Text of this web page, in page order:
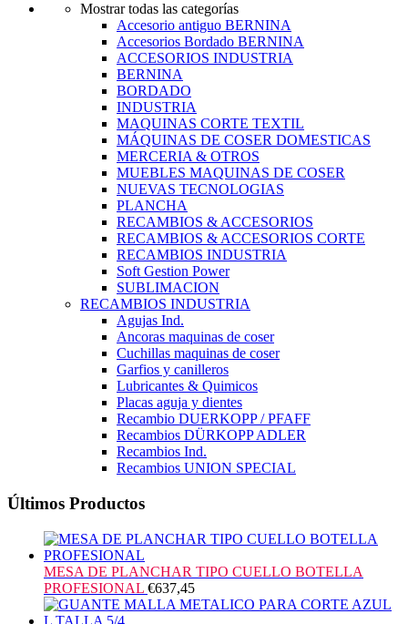
Mostrar todas las categorías
Accesorio antiguo BERNINA
Accesorios Bordado BERNINA
ACCESORIOS INDUSTRIA
BERNINA
BORDADO
INDUSTRIA
MAQUINAS CORTE TEXTIL
MÁQUINAS DE COSER DOMESTICAS
MERCERIA & OTROS
MUEBLES MAQUINAS DE COSER
NUEVAS TECNOLOGIAS
PLANCHA
RECAMBIOS & ACCESORIOS
RECAMBIOS & ACCESORIOS CORTE
RECAMBIOS INDUSTRIA
Soft Gestion Power
SUBLIMACION
RECAMBIOS INDUSTRIA
Agujas Ind.
Ancoras maquinas de coser
Cuchillas maquinas de coser
Garfios y canilleros
Lubricantes & Quimicos
Placas aguja y dientes
Recambio DUERKOPP / PFAFF
Recambios DÜRKOPP ADLER
Recambios Ind.
Recambios UNION SPECIAL
Últimos Productos
MESA DE PLANCHAR TIPO CUELLO BOTELLA
PROFESIONAL €637,45